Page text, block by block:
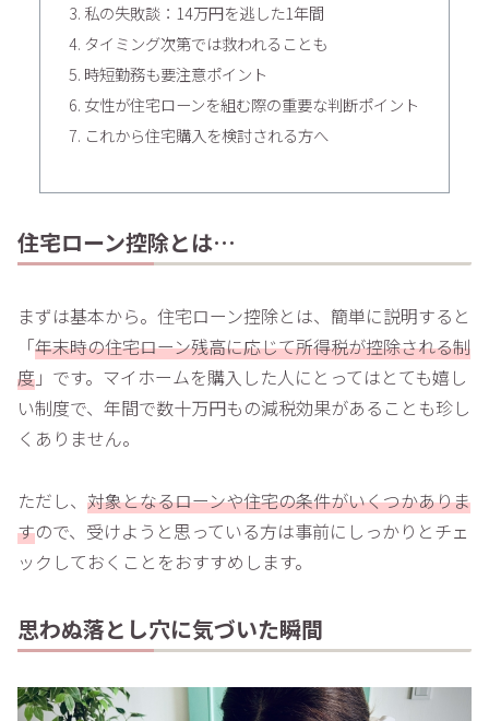
私の失敗談：14万円を逃した1年間
タイミング次第では救われることも
時短勤務も要注意ポイント
女性が住宅ローンを組む際の重要な判断ポイント
これから住宅購入を検討される方へ
住宅ローン控除とは…
まずは基本から。住宅ローン控除とは、簡単に説明すると
「年末時の住宅ローン残高に応じて所得税が控除される制
度 」です。マイホームを購入した人にとってはとても嬉し
い制度で、年間で数十万円もの減税効果があることも珍し
くありません。
ただし、 対象となるローンや住宅の条件がいくつかありま
すので、受けようと思っている方は事前にしっかりとチェ
ックしておくことをおすすめします。
思わぬ落とし穴に気づいた瞬間